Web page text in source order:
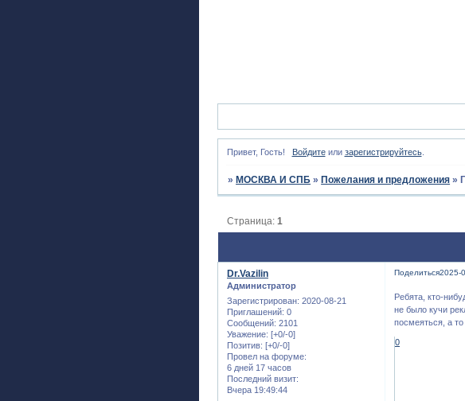
Привет, Гость! Войдитеили зарегистрируйтесь.
» МОСКВА И СПБ » Пожелания и предложения »
Страница:1
Поделиться2025-
Dr.Vazilin
Администратор
Зарегистрирован: 2020-08-21
Приглашений: 0
Сообщений: 2101
Уважение: [+0/-0]
Позитив: [+0/-0]
Провел на форуме:
6 дней 17 часов
Последний визит:
Вчера 19:49:44
Ребята, кто-
не было кучи
посмеяться, а
0